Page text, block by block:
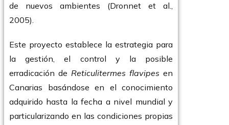
de nuevos ambientes (Dronnet et al.,
2005).
Este proyecto establece la estrategia para
la gestión, el control y la posible
erradicación de Reticulitermes flavipes en
Canarias basándose en el conocimiento
adquirido hasta la fecha a nivel mundial y
particularizando en las condiciones propias